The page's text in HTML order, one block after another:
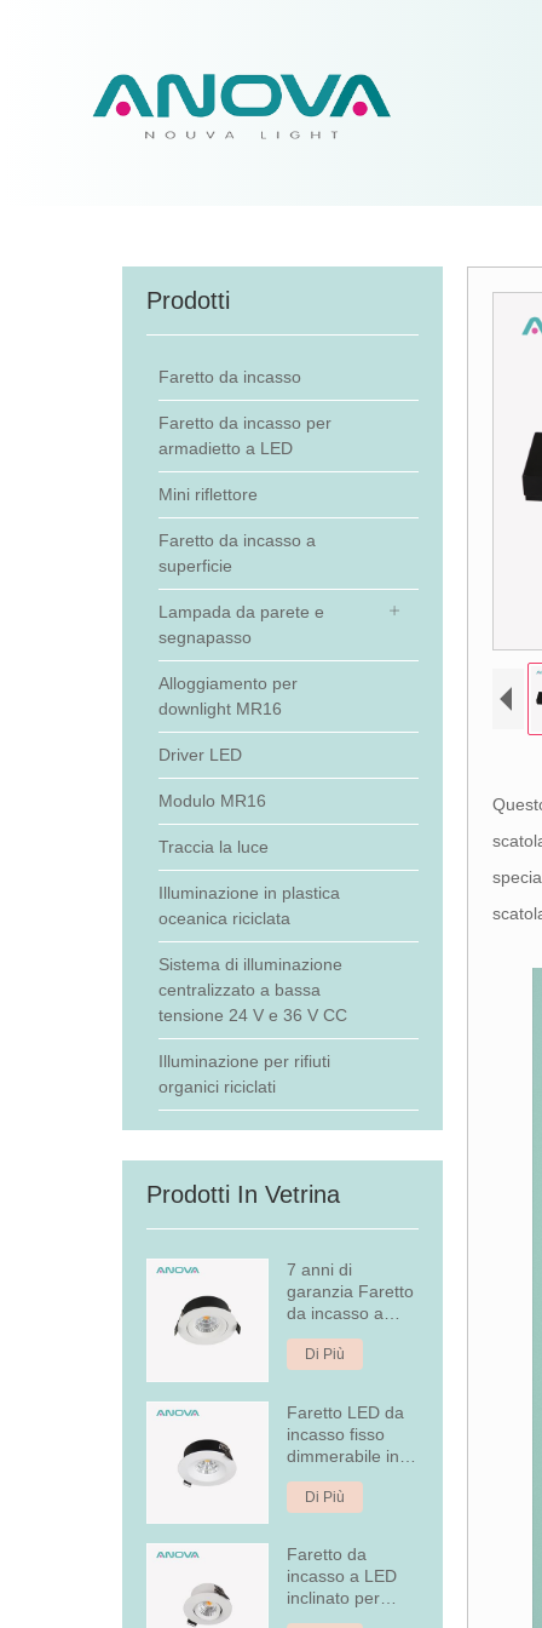
Prodotti
Faretto da incasso
Faretto da incasso per
armadietto a LED
Mini riflettore
Faretto da incasso a
superficie
Lampada da parete e
segnapasso
Alloggiamento per
downlight MR16
Driver LED
Modulo MR16
Traccia la luce
Illuminazione in plastica
oceanica riciclata
Sistema di illuminazione
centralizzato a bassa
tensione 24 V e 36 V CC
Illuminazione per rifiuti
organici riciclati
Prodotti In Vetrina
7 anni di
garanzia Faretto
da incasso a
LED dimmerabile
Di Più
Faretto LED da
incasso fisso
dimmerabile in
alluminio da 7W
Di Più
Faretto da
incasso a LED
inclinato per
copertura